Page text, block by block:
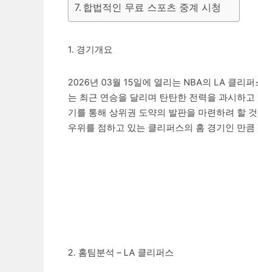
합법적인 무료 스포츠 중계 시청
1. 경기개요
2026년 03월 15일에 열리는 NBA의 LA 클리
는 최근 연승을 달리며 탄탄한 전력을 과시하
기를 통해 상위권 도약의 발판을 마련하려 할
우위를 점하고 있는 클리퍼스의 홈 경기인 만
2. 홈팀분석 – LA 클리퍼스